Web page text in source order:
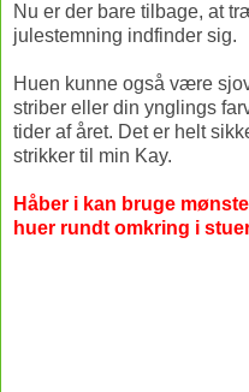
Nu er der bare tilbage, at
julestemning indfinder sig.
Huen kunne også være
striber eller din ynglings
tider af året. Det er helt
strikker til min Kay.
Håber i kan bruge
huer rundt omkring i